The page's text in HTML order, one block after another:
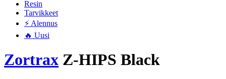
Resin
Tarvikkeet
⚡ Alennus
🔥 Uusi
Zortrax Z-HIPS Black